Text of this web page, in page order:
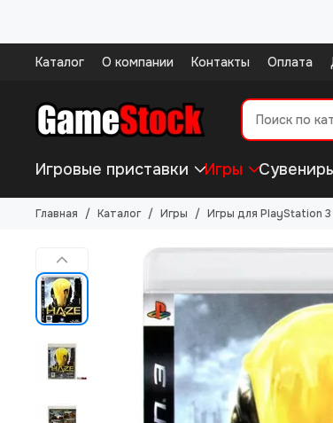
Каталог О компании Контакты Оплата
Игровые приставки Игры
Главная Каталог Игры Игры для PlayStation 3